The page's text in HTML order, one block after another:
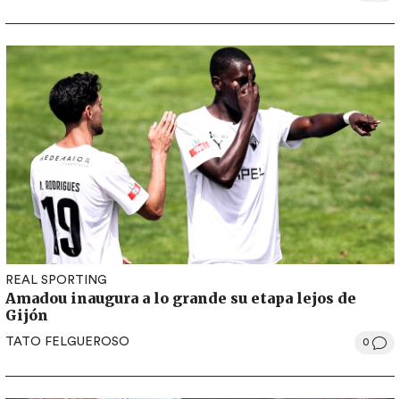
REAL SPORTING
Amadou inaugura a lo grande su etapa lejos de
Gijón
TATO FELGUEROSO 0